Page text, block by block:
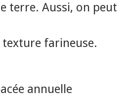
terre. Aussi, on peut
farineuse.
annuelle